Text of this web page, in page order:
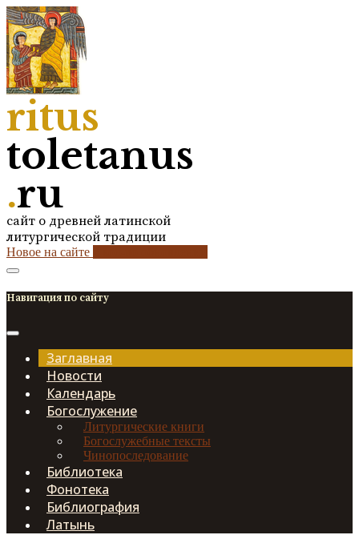
ritus
toletanus
.ru
сайт о древней латинской
литургической традиции
Новое на сайте
Навигация по сайту
Заглавная
Новости
Календарь
Богослужение
Литургические книги
Богослужебные тексты
Чинопоследование
Библиотека
Фонотека
Библиография
Латынь